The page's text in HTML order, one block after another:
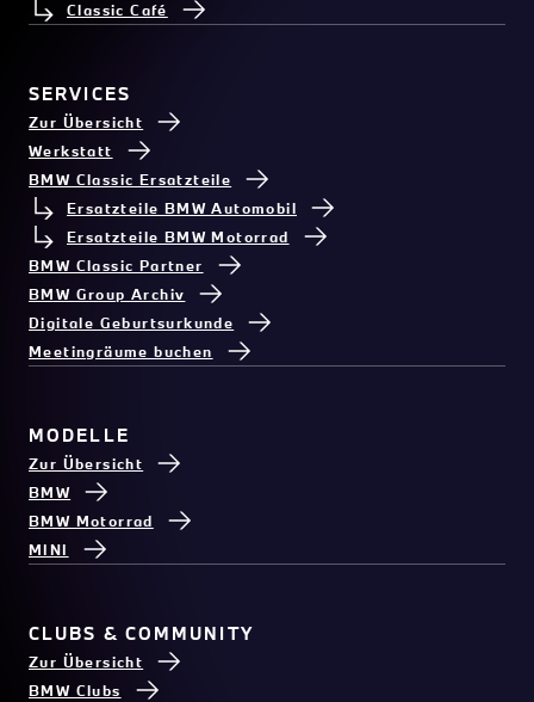
Classic Café
SERVICES
Zur Übersicht
Werkstatt
BMW Classic Ersatzteile
Ersatzteile BMW Automobil
Ersatzteile BMW Motorrad
BMW Classic Partner
BMW Group Archiv
Digitale Geburtsurkunde
Meetingräume buchen
MODELLE
Zur Übersicht
BMW
BMW Motorrad
MINI
CLUBS & COMMUNITY
Zur Übersicht
BMW Clubs